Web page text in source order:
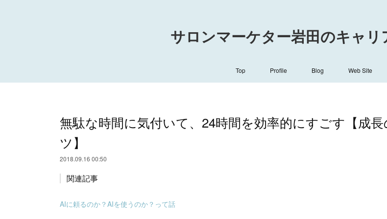
サロンマーケター岩田のキャ
Top Profile Blog Web Site
無駄な時間に気付いて、24時間を効率的にすごす【成長
ツ】
2018.09.16 00:50
関連記事
AIに頼るのか？AIを使うのか？って話